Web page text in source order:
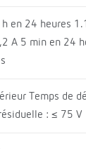
en 24 heures
A 5 min en 24
Temps de
: ≤ 75 V